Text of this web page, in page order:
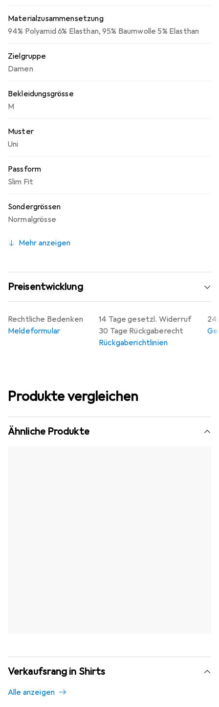
Materialzusammensetzung
94% Polyamid 6% Elasthan,95% Baumwolle 5% Elasthan
Zielgruppe
Damen
Bekleidungsgrösse
M
Muster
Uni
Passform
Slim Fit
Sondergrössen
Normalgrösse
Mehr anzeigen
Preisentwicklung
14 Tage gesetzl. Widerruf
30 Tage Rückgaberecht
Rückgaberichtlinien
24
Rechtliche Bedenken
Meldeformular
Produkte vergleichen
Ähnliche Produkte
Verkaufsrang in Shirts
Alle anzeigen